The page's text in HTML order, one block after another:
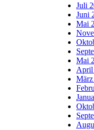
Juli
Juni
Mai
Mai
April